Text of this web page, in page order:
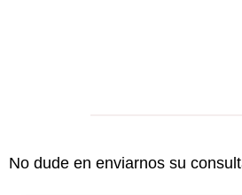
No dude en enviarnos su